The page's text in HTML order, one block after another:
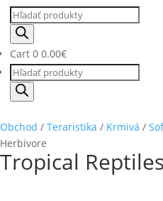
Products
search
Cart 0 0.00€
Products
search
Obchod / Teraristika / Krmivá /
Herbivore
Tropical